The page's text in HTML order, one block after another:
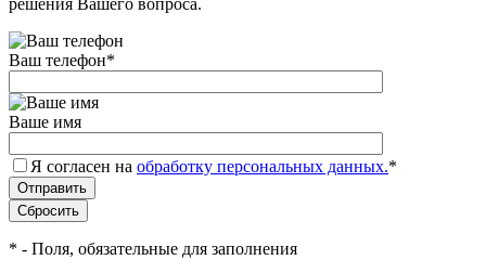
решения Вашего вопроса.
Ваш телефон*
Ваше имя
Я согласен на обработку персональных данных.*
* - Поля, обязательные для заполнения